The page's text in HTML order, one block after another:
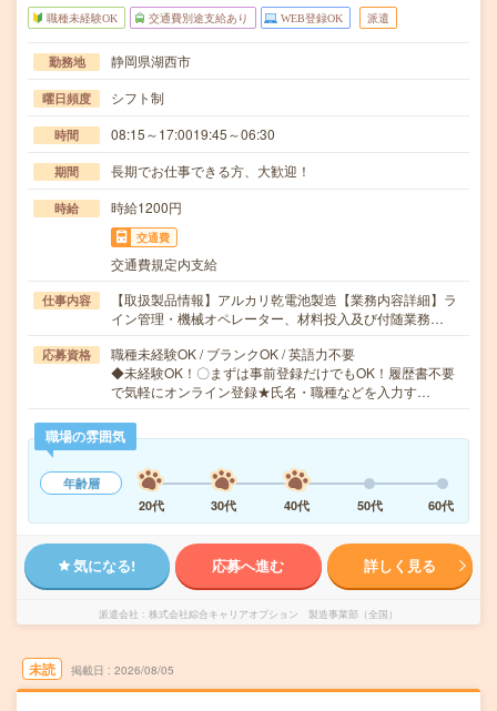
職種未経験OK 交通費別途支給あり WEB登録OK 派遣
勤務地 静岡県湖西市
曜日頻度 シフト制
時間 08:15～17:0019:45～06:30
期間 長期でお仕事できる方、大歓迎！
時給 時給1200円
交通費
交通費規定内支給
仕事内容
【取扱製品情報】アルカリ乾電池製造【業務内容詳細】ラ
イン管理・機械オペレーター、材料投入及び付随業務…
応募資格
職種未経験OK / ブランクOK / 英語力不要
◆未経験OK！〇まずは事前登録だけでもOK！履歴書不要
で気軽にオンライン登録★氏名・職種などを入力す…
職場の雰囲気
年齢層
20代
30代 40代 50代 60代
気になる! 応募へ進む 詳しく見る
派遣会社 株式会社綜合キャリアオプション 製造事業部（全国）
未読 掲載日 2026/08/05